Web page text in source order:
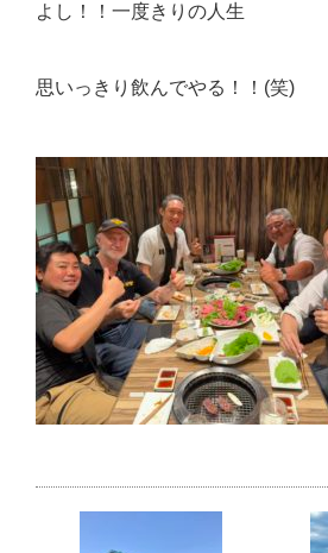
よし！！一度きりの人生
思いっきり飲んでやる！！(笑)